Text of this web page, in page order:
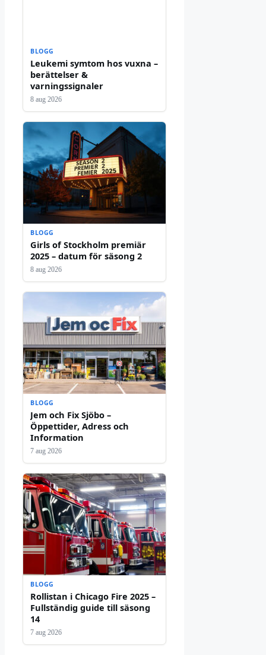
BLOGG
Leukemi symtom hos vuxna –
berättelser &
varningssignaler
8 aug 2026
BLOGG
Girls of Stockholm premiär
2025 – datum för säsong 2
8 aug 2026
BLOGG
Jem och Fix Sjöbo –
Öppettider, Adress och
Information
7 aug 2026
BLOGG
Rollistan i Chicago Fire 2025 –
Fullständig guide till säsong
14
7 aug 2026